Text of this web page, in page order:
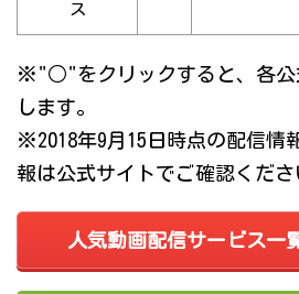
ス
※"○"をクリックすると、各公
します。
※2018年9月15日時点の配信情
報は公式サイトでご確認くださ
人気動画配信サービス一